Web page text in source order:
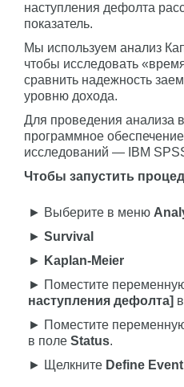
наступления дефолта
показатель.
Мы используем анализ
чтобы исследовать
сравнить надежность
уровню дохода.
Для проведения анализа
программное
исследований — IBM
Чтобы запустить
► Выберите в меню
► Survival
► Kaplan-Meier
► Поместите
наступления дефолта]
► Поместите
в поле Status.
► Щелкните Define Event